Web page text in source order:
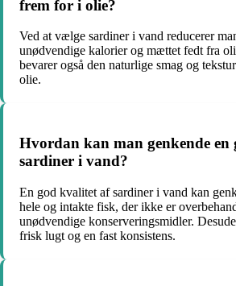
frem for i olie?
Ved at vælge sardiner i vand reducerer
unødvendige kalorier og mættet fedt fra
bevarer også den naturlige smag og
olie.
Hvordan kan man genkende en
sardiner i vand?
En god kvalitet af sardiner i vand kan
hele og intakte fisk, der ikke er
unødvendige konserveringsmidler.
frisk lugt og en fast konsistens.